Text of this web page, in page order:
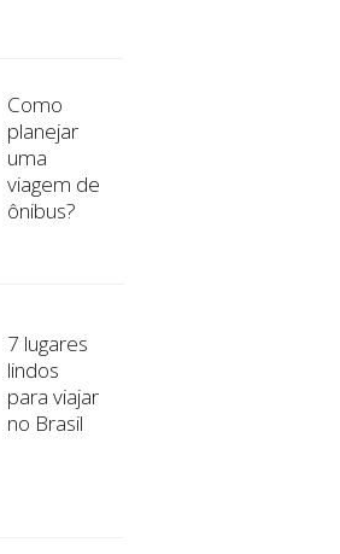
Como
planejar
uma
viagem de
ônibus?
7 lugares
lindos
para viajar
no Brasil